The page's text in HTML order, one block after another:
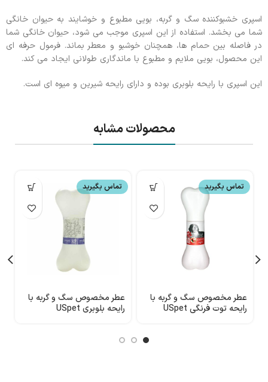
اسپری خشبوکننده سگ و گربه، بویی مطبوع و خوشایند به حیوان خانگی
شما می بخشد. استفاده از این اسپری موجب می شود، حیوان خانگی شما
در فاصله بین حمام ها، همچنان خوشبو و معطر بماند. فرمول حرفه ای
این محصول، بویی ملایم و مطبوع با ماندگاری طولانی ایجاد می کند.
این اسپری با رایحه بلوبری بوده و دارای رایحه شیرین و میوه ای است.
محصولات مشابه
تماس بگیرید
عطر مخصوص سگ و گربه با
رایحه توت فرنگی USpet
تماس بگیرید
عطر مخصوص سگ و گربه با
رایحه بلوبری USpet